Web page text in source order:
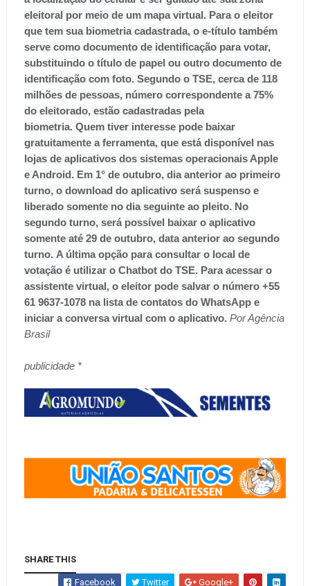
eleitoral por meio de um mapa virtual. Para o eleitor
que tem sua biometria cadastrada, o e-título também
serve como documento de identificação para votar,
substituindo o título de papel ou outro documento de
identificação com foto. Segundo o TSE, cerca de 118
milhões de pessoas, número correspondente a 75%
do eleitorado, estão cadastradas pela
biometria. Quem tiver interesse pode baixar
gratuitamente a ferramenta, que está disponível nas
lojas de aplicativos dos sistemas operacionais Apple
e Android. Em 1° de outubro, dia anterior ao primeiro
turno, o download do aplicativo será suspenso e
liberado somente no dia seguinte ao pleito. No
segundo turno, será possível baixar o aplicativo
somente até 29 de outubro, data anterior ao segundo
turno. A última opção para consultar o local de
votação é utilizar o Chatbot do TSE. Para acessar o
assistente virtual, o eleitor pode salvar o número +55
61 9637-1078 na lista de contatos do WhatsApp e
iniciar a conversa virtual com o aplicativo. Por Agência
Brasil
publicidade *
SHARE THIS
Facebook Twitter Google+